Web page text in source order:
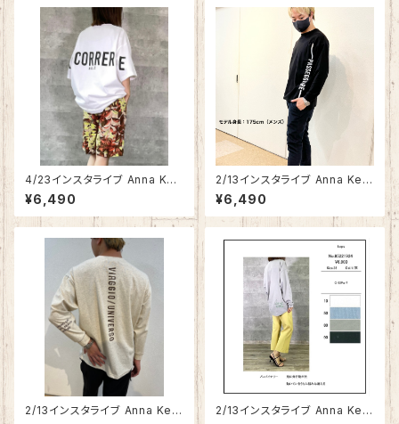
4/23インスタライブ Anna Kerr
y 背面BIGロゴＴシャツ 85222
933
¥6,490
2/13インスタライブ Anna Kerr
y サイドロゴロンＴ 85221926
¥6,490
2/13インスタライブ Anna Kerr
2/13インスタライブ Anna Kerr